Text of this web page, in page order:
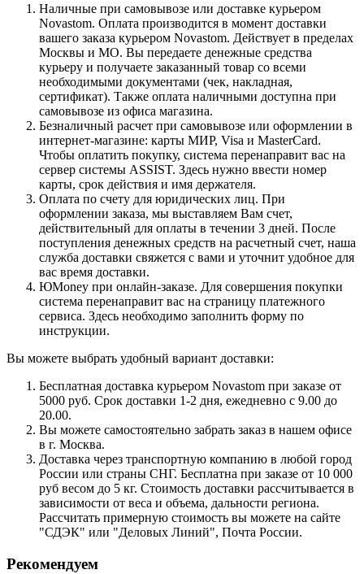
Наличные при самовывозе или доставке курьером
Novastom. Оплата производится в момент доставки
вашего заказа курьером Novastom. Действует в пределах
Москвы и МО. Вы передаете денежные средства
курьеру и получаете заказанный товар со всеми
необходимыми документами (чек, накладная,
сертификат). Также оплата наличными доступна при
самовывозе из офиса магазина.
Безналичный расчет при самовывозе или оформлении в
интернет-магазине: карты МИР, Visa и MasterCard.
Чтобы оплатить покупку, система перенаправит вас на
сервер системы ASSIST. Здесь нужно ввести номер
карты, срок действия и имя держателя.
Оплата по счету для юридических лиц. При
оформлении заказа, мы выставляем Вам счет,
действительный для оплаты в течении 3 дней. После
поступления денежных средств на расчетный счет, наша
служба доставки свяжется с вами и уточнит удобное для
вас время доставки.
ЮMoney при онлайн-заказе. Для совершения покупки
система перенаправит вас на страницу платежного
сервиса. Здесь необходимо заполнить форму по
инструкции.
Вы можете выбрать удобный вариант доставки:
Бесплатная доставка курьером Novastom при заказе от
5000 руб. Срок доставки 1-2 дня, ежедневно с 9.00 до
20.00.
Вы можете самостоятельно забрать заказ в нашем офисе
в г. Москва.
Доставка через транспортную компанию в любой город
России или страны СНГ. Бесплатна при заказе от 10 000
руб весом до 5 кг. Стоимость доставки рассчитывается в
зависимости от веса и объема, дальности региона.
Рассчитать примерную стоимость вы можете на сайте
"СДЭК" или "Деловых Линий", Почта России.
Рекомендуем